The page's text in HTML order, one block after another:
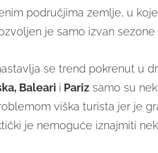
područjima zemlje, u
je samo izvan sezone
se trend pokrenut u
Baleari i Parizsamo su
viška turista jer je
je nemoguće iznajmiti